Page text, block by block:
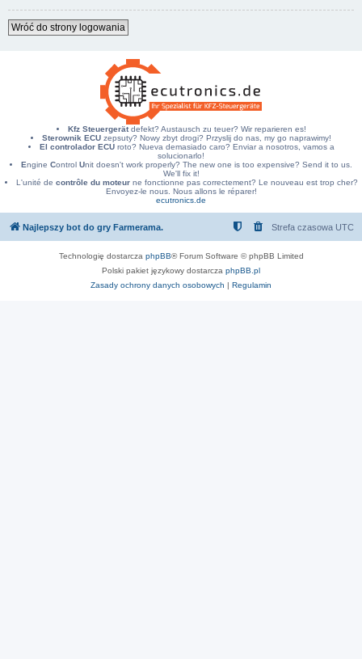
Wróć do strony logowania
Kfz Steuergerätdefekt? Austausch zu teuer? Wir reparieren es!
Sterownik ECU zepsuty? Nowy zbyt drogi? Przyslij do nas, my go naprawimy!
El controlador ECUroto? Nueva demasiado caro? Enviar a nosotros, vamos a
solucionarlo!
Engine Control Unit doesn't work properly? The new one is too expensive? Send it to us.
We'll fix it!
L'unité de contrôle du moteurne fonctionne pas correctement? Le nouveau est trop cher?
Envoyez-le nous. Nous allons le réparer!
ecutronics.de
Najlepszy bot do gry Farmerama. Strefa czasowa UTC
Technologię dostarcza phpBB® Forum Software © phpBB Limited
Polski pakiet językowy dostarcza phpBB.pl
Zasady ochrony danych osobowych | Regulamin